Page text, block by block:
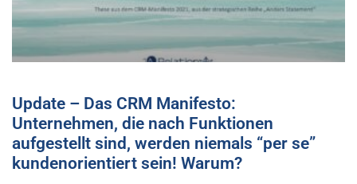
Update – Das CRM Manifesto:
Unternehmen, die nach Funktionen
aufgestellt sind, werden niemals “per se”
kundenorientiert sein! Warum?